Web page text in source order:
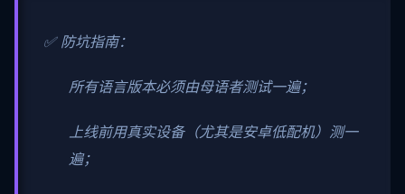
✅ 防坑指南：
所有语言版本必须由母语者测试一遍；
上线前用真实设备（尤其是安卓低配机）测一
遍；